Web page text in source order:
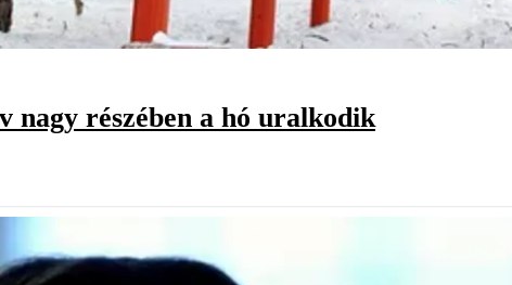
nagy részében a hó uralkodik